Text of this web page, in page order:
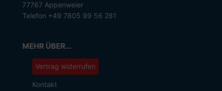
77767 Appenweier
Telefon +49 7805 99 56 281
MEHR ÜBER...
Vertrag widerrufen
Kontakt